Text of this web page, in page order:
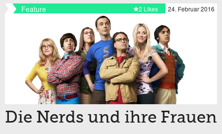
Feature 24. Februar 2016
2 Likes
Die Nerds und ihre Frauen